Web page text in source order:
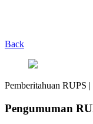
Back
Pemberitahuan RUPS |
Pengumuman